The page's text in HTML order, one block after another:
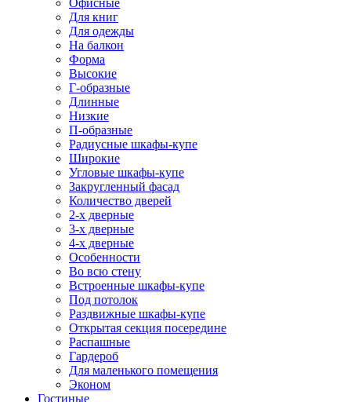
Офисные
Для книг
Для одежды
На балкон
Форма
Высокие
Г-образные
Длинные
Низкие
П-образные
Радиусные шкафы-купе
Широкие
Угловые шкафы-купе
Закругленный фасад
Количество дверей
2-х дверные
3-х дверные
4-х дверные
Особенности
Во всю стену
Встроенные шкафы-купе
Под потолок
Раздвижные шкафы-купе
Открытая секция посередине
Распашные
Гардероб
Для маленького помещения
Эконом
Гостиные